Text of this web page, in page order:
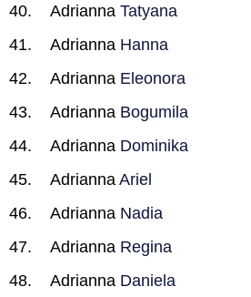
Adrianna Tatyana
Adrianna Hanna
Adrianna Eleonora
Adrianna Bogumila
Adrianna Dominika
Adrianna Ariel
Adrianna Nadia
Adrianna Regina
Adrianna Daniela